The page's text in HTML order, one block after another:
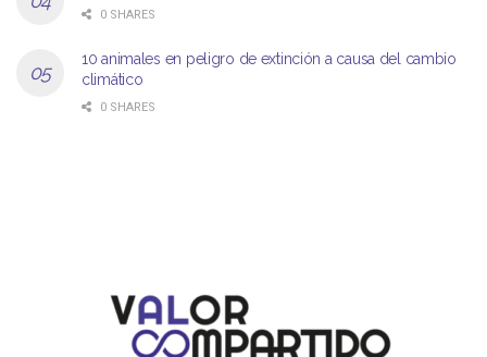
0 SHARES
10 animales en peligro de extinción a causa del cambio
climático
0 SHARES